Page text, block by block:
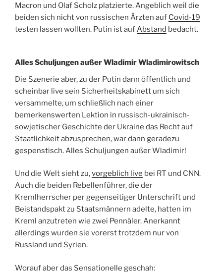
Macron und Olaf Scholz platzierte. Angeblich weil die
beiden sich nicht von russischen Ärzten auf Covid-19
testen lassen wollten. Putin ist auf Abstand bedacht.
Alles Schuljungen außer Wladimir Wladimirowitsch
Die Szenerie aber, zu der Putin dann öffentlich und
scheinbar live sein Sicherheitskabinett um sich
versammelte, um schließlich nach einer
bemerkenswerten Lektion in russisch-ukrainisch-
sowjetischer Geschichte der Ukraine das Recht auf
Staatlichkeit abzusprechen, war dann geradezu
gespenstisch. Alles Schuljungen außer Wladimir!
Und die Welt sieht zu,vorgeblich live bei RT und CNN.
Auch die beiden Rebellenführer, die der
Kremlherrscher per gegenseitiger Unterschrift und
Beistandspakt zu Staatsmännern adelte, hatten im
Kreml anzutreten wie zwei Pennäler. Anerkannt
allerdings wurden sie vorerst trotzdem nur von
Russland und Syrien.
Worauf aber das Sensationelle geschah: